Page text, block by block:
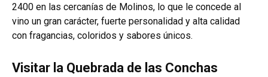
2400 en las cercanías de Molinos, lo que le concede al
vino un gran carácter, fuerte personalidad y alta calidad
con fragancias, coloridos y sabores únicos.
Visitar la Quebrada de las Conchas